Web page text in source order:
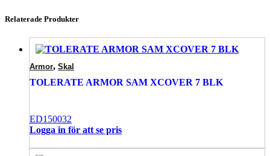
Relaterade Produkter
Armor, Skal
TOLERATE ARMOR SAM XCOVER 7 BLK
ED150032
Logga in för att se pris